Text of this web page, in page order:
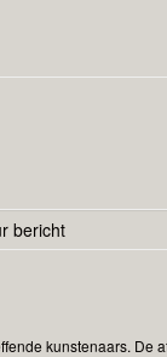
kunstenaars. De